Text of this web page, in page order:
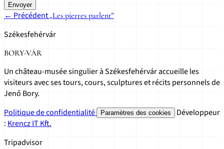
Envoyer
← Précédent„Les pierres parlent”
Székesfehérvár
BORY-VÁR
Un château-musée singulier à Székesfehérvár accueille les
visiteurs avec ses tours, cours, sculptures et récits personnels de
Jenő Bory.
Politique de confidentialité
Paramètres des cookies
Développeur
: Krencz IT Kft.
Tripadvisor